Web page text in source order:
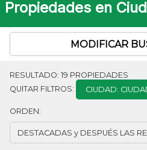
Propiedades en
MODIFICAR
RESULTADO: 19 PROPIEDADES
QUITAR FILTROS:
CIUDAD:
ORDEN: